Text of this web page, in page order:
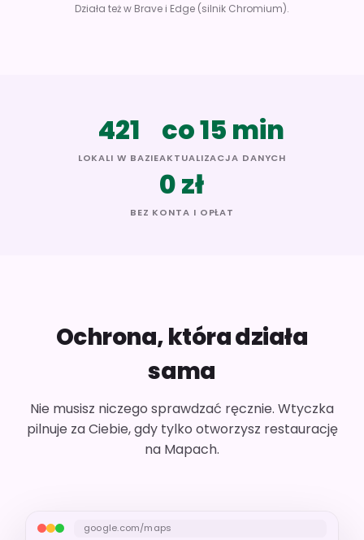
Działa też w Brave i Edge (silnik Chromium).
421
LOKALI W BAZIE
co 15 min
AKTUALIZACJA DANYCH
0 zł
BEZ KONTA I OPŁAT
Ochrona, która działa
sama
Nie musisz niczego sprawdzać ręcznie. Wtyczka
pilnuje za Ciebie, gdy tylko otworzysz restaurację
na Mapach.
google.com/maps